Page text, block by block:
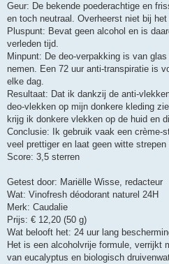
Geur: De bekende poederachtige en
en toch neutraal. Overheerst niet bij
Pluspunt: Bevat geen alcohol en is
verleden tijd.
Minpunt: De deo-verpakking is van
nemen. Een 72 uur anti-transpiratie is
elke dag.
Resultaat: Dat ik dankzij de anti-
deo-vlekken op mijn donkere kleding
krijg ik donkere vlekken op de huid en
Conclusie: Ik gebruik vaak een crème-
veel prettiger en laat geen witte strepen
Score: 3,5 sterren
Getest door: Mariëlle Wisse, redacteur
Wat: Vinofresh déodorant naturel 24H
Merk: Caudalie
Prijs: € 12,20 (50 g)
Wat belooft het: 24 uur lang
Het is een alcoholvrije formule, verrijkt
van eucalyptus en biologisch